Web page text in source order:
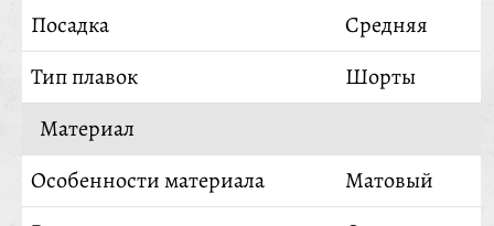
Посадка
Средняя
Тип плавок
Шорты
Материал
Особенности материала
Матовый